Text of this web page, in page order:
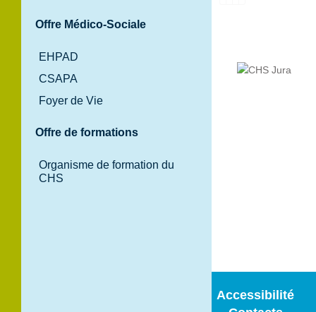
Offre Médico-Sociale
EHPAD
CSAPA
Foyer de Vie
Offre de formations
Organisme de formation du
CHS
Accessibilité